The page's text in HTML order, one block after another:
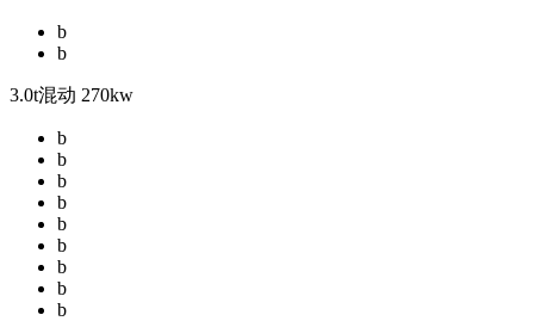
b
b
3.0t混动 270kw
b
b
b
b
b
b
b
b
b